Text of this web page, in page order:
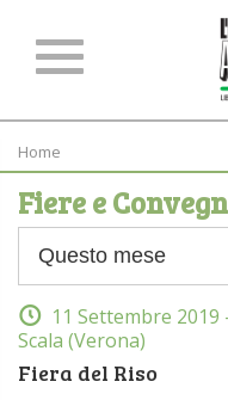
Home
Fiere e
11 Settembre 2019
Scala (Verona)
Fiera del Riso